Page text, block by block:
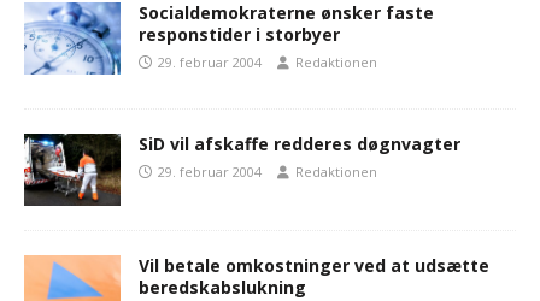
Socialdemokraterne ønsker faste
responstider i storbyer
29. februar 2004 Redaktionen
SiD vil afskaffe redderes døgnvagter
29. februar 2004 Redaktionen
Vil betale omkostninger ved at udsætte
beredskabslukning